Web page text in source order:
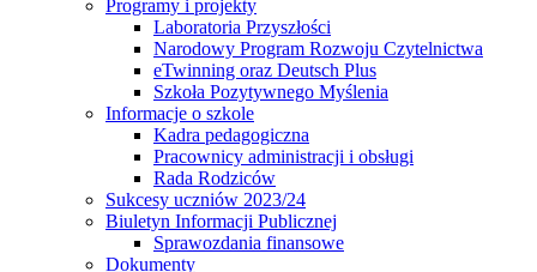
Programy i projekty
Laboratoria Przyszłości
Narodowy Program Rozwoju Czytelnictwa
eTwinning oraz Deutsch Plus
Szkoła Pozytywnego Myślenia
Informacje o szkole
Kadra pedagogiczna
Pracownicy administracji i obsługi
Rada Rodziców
Sukcesy uczniów 2023/24
Biuletyn Informacji Publicznej
Sprawozdania finansowe
Dokumenty